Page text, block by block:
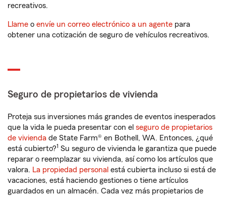
recreativos.
Llame o envíe un correo electrónico a un agente para
obtener una cotización de seguro de vehículos recreativos.
Seguro de propietarios de vivienda
Proteja sus inversiones más grandes de eventos inesperados
que la vida le pueda presentar con el seguro de propietarios
de vivienda de State Farm® en Bothell, WA. Entonces, ¿qué
está cubierto?1 Su seguro de vivienda le garantiza que puede
reparar o reemplazar su vivienda, así como los artículos que
valora. La propiedad personal está cubierta incluso si está de
vacaciones, está haciendo gestiones o tiene artículos
guardados en un almacén. Cada vez más propietarios de